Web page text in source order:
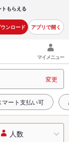
もらえる
ンロード アプリで開く
マイメニュー
変更
マート支払い可
人数